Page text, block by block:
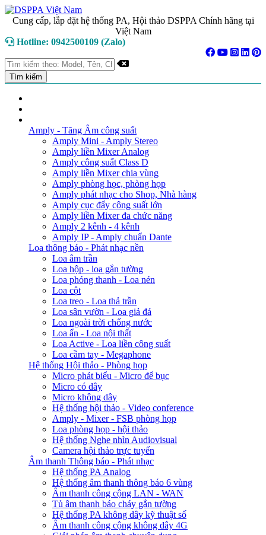
Cung cấp, lắp đặt hệ thống PA, Hội thảo DSPPA Chính hãng tại
Việt Nam
Hotline: 0942500109 (Zalo)
Amply - Tăng Âm công suất
Amply Mini - Amply Stereo
Amply liền Mixer Analog
Amply công suất Class D
Amply liền Mixer chia vùng
Amply phòng học, phòng họp
Amply phát nhạc cho Shop, Nhà hàng
Amply cục đẩy công suất lớn
Amply liền Mixer đa chức năng
Amply 2 kênh - 4 kênh
Amply IP - Amply chuẩn Dante
Loa thông báo - Phát nhạc nền
Loa âm trần
Loa hộp - loa gắn tường
Loa phóng thanh - Loa nén
Loa cột
Loa treo - Loa thả trần
Loa sân vườn - Loa giả đá
Loa ngoài trời chống nước
Loa ẩn - Loa nội thất
Loa Active - Loa liền công suất
Loa cầm tay - Megaphone
Hệ thống Hội thảo - Phòng họp
Micro phát biểu - Micro để bục
Micro có dây
Micro không dây
Hệ thống hội thảo - Video conference
Amply - Mixer - FSB phòng họp
Loa phòng họp - hội thảo
Hệ thống Nghe nhìn Audiovisual
Camera hội thảo trực tuyến
Âm thanh Thông báo - Phát nhạc
Hệ thống PA Analog
Hệ thống âm thanh thông báo 6 vùng
Âm thanh công cộng LAN - WAN
Tủ âm thanh báo cháy gắn tường
Hệ thống PA không dây kỹ thuật số
Âm thanh công cộng không dây 4G